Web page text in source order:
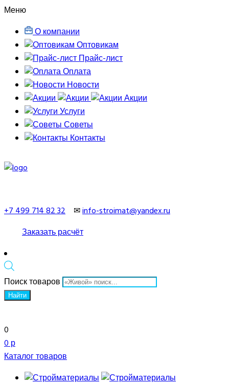
Меню
О компании
Оптовикам
Прайс-лист
Оплата
Новости
Акции
Услуги
Советы
Контакты
+7 499 714 82 32 ✉info-stroimat@yandex.ru
Заказать расчёт
Поиск товаров
Найти
0
0 р
Каталог товаров